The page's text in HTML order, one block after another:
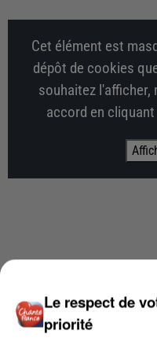
Cet élément est
dépôt de cookies
souhaitez l'afficher,
accord en
Le respect de
priorité